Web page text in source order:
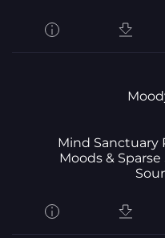
Mind Sanctuary
Moods &